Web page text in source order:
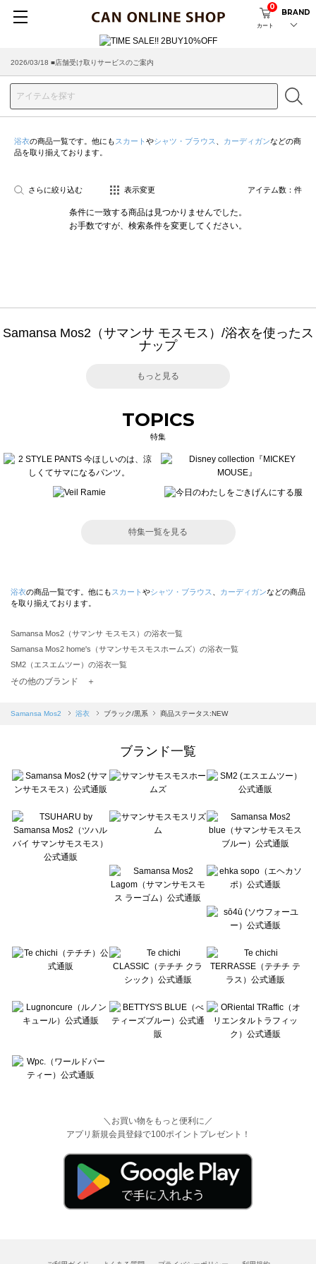
カート
0
BRAND
2026/03/18 ■店舗受け取りサービスのご案内
浴衣の商品一覧です。他にも スカート やシャツ・ブラウス カーディガンなどの商
品を取り揃えております。
さらに絞り込む 表示変更 アイテム数： 件
条件に一致する商品は見つかりませんでした。
お手数ですが、検索条件を変更してください。
Samansa Mos2（サマンサ モスモス）/浴衣を使ったス
ナップ
もっと見る
TOPICS
特集
特集一覧を見る
浴衣の商品一覧です。他にも スカート やシャツ・ブラウス カーディガンなどの商品
を取り揃えております。
Samansa Mos2（サマンサ モスモス）の浴衣一覧
Samansa Mos2 home's（サマンサモスモスホームズ）の浴衣一覧
SM2（エスエムツー）の浴衣一覧
TSUHARU by Samansa Mos2（ツハルバイサマンサモスモス）の浴衣一覧
Samansa Mos2 blue（サマンサモスモス ブルー）の浴衣一覧
sō4ū（ソウフォーユー）の浴衣一覧
Te chichi（テチチ）の浴衣一覧
Te chichi CLASSIC（テチチ クラシック）の浴衣一覧
Lugnoncure（ルノンキュール）の浴衣一覧
BETTY'S BLUE（べティーズブルー）の浴衣一覧
Wpc.（ワールドパーティー）の浴衣一覧
その他のブランド ＋
Samansa Mos2 浴衣 ブラック/黒系 商品ステータス:NEW
ブランド一覧
＼お買い物をもっと便利に／
アプリ新規会員登録で100ポイントプレゼント！